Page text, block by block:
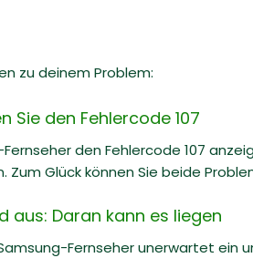
zu deinem Problem:
Sie den Fehlercode 107
den Fehlercode 107
Zum Glück können Sie beide
aus: Daran kann es liegen
Fernseher unerwartet ein